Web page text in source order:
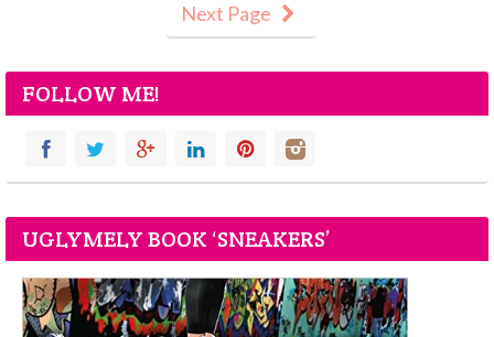
Next Page
FOLLOW ME!
UGLYMELY BOOK ‘SNEAKERS’